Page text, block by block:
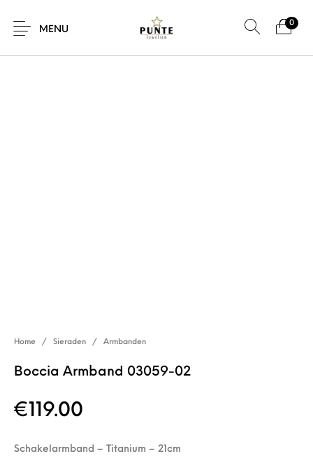
MENU
0
Home / Sieraden / Armbanden
Boccia Armband 03059-02
€ 119.00
Schakelarmband – Titanium – 21cm